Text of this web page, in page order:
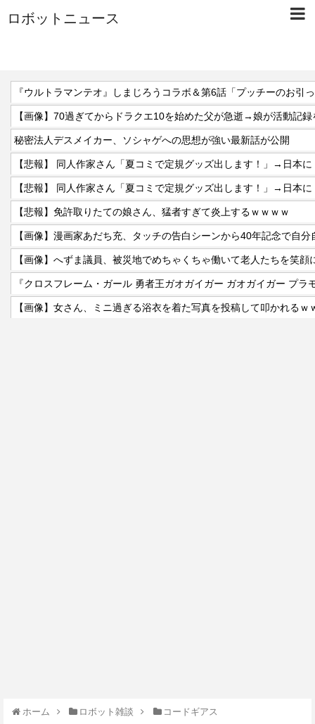
ロボットニュース
『ウルトラマンテオ』しまじろうコラボ＆第6話「プッチーのお引
【画像】70過ぎてからドラクエ10を始めた父が急逝→娘が活動記
秘密法人デスメイカー、ソシャゲへの思想が強い最新話が公開
【悲報】免許取りたての娘さん、猛者すぎて炎上するｗｗｗｗ
『クロスフレーム・ガール 勇者王ガオガイガー ガオガイガー プラ
【画像】女さん、ミニ過ぎる浴衣を着た写真を投稿して叩かれるｗ
ホーム ロボット雑談 コードギアス